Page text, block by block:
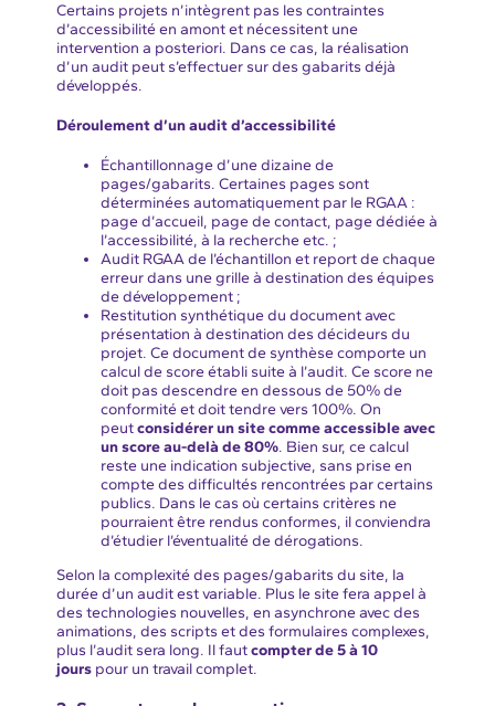
Certains projets n’intègrent pas les contraintes
d’accessibilité en amont et nécessitent une
intervention a posteriori. Dans ce cas, la réalisation
d’un audit peut s’effectuer sur des gabarits déjà
développés.
Déroulement d’un audit d’accessibilité
Échantillonnage d’une dizaine de
pages/gabarits. Certaines pages sont
déterminées automatiquement par le RGAA :
page d’accueil, page de contact, page dédiée à
l’accessibilité, à la recherche etc. ;
Audit RGAA de l’échantillon et report de chaque
erreur dans une grille à destination des équipes
de développement ;
Restitution synthétique du document avec
présentation à destination des décideurs du
projet. Ce document de synthèse comporte un
calcul de score établi suite à l’audit. Ce score ne
doit pas descendre en dessous de 50% de
conformité et doit tendre vers 100%. On
peutconsidérer un site comme accessible avec
un score au-delà de 80%. Bien sur, ce calcul
reste une indication subjective, sans prise en
compte des difficultés rencontrées par certains
publics. Dans le cas où certains critères ne
pourraient être rendus conformes, il conviendra
d’étudier l’éventualité de dérogations.
Selon la complexité des pages/gabarits du site, la
durée d’un audit est variable. Plus le site fera appel à
des technologies nouvelles, en asynchrone avec des
animations, des scripts et des formulaires complexes,
plus l’audit sera long. Il fautcompter de 5 à 10
jours pour un travail complet.